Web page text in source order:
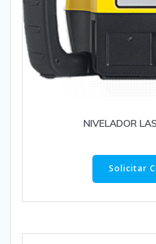
NIVELADOR
Solicitar